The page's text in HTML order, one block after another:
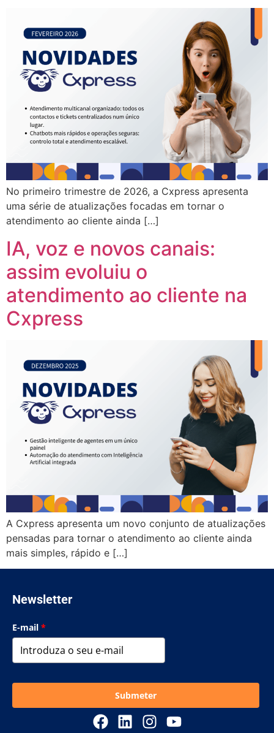
No primeiro trimestre de 2026, a Cxpress apresenta
uma série de atualizações focadas em tornar o
atendimento ao cliente ainda […]
IA, voz e novos canais:
assim evoluiu o
atendimento ao cliente na
Cxpress
A Cxpress apresenta um novo conjunto de atualizações
pensadas para tornar o atendimento ao cliente ainda
mais simples, rápido e […]
Newsletter
E-mail *
Submeter